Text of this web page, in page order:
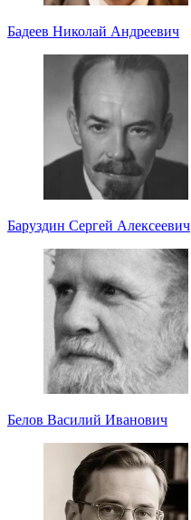
Бадеев Николай Андреевич
Баруздин Сергей Алексеевич
Белов Василий Иванович